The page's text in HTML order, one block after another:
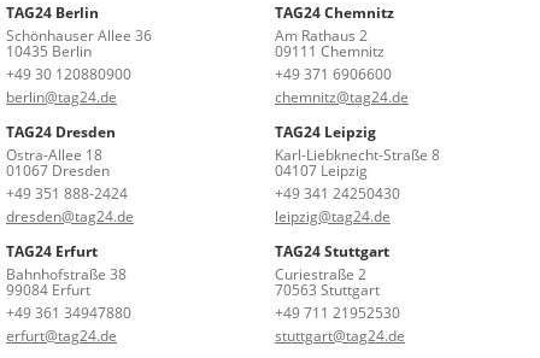
TAG24 Berlin
Schönhauser Allee 36
10435 Berlin
+49 30 120880900
berlin@tag24.de
TAG24 Chemnitz
Am Rathaus 2
09111 Chemnitz
+49 371 6906600
chemnitz@tag24.de
TAG24 Dresden
Ostra-Allee 18
01067 Dresden
+49 351 888-2424
dresden@tag24.de
TAG24 Leipzig
Karl-Liebknecht-Straße 8
04107 Leipzig
+49 341 24250430
leipzig@tag24.de
TAG24 Erfurt
Bahnhofstraße 38
99084 Erfurt
+49 361 34947880
erfurt@tag24.de
TAG24 Stuttgart
Curiestraße 2
70563 Stuttgart
+49 711 21952530
stuttgart@tag24.de